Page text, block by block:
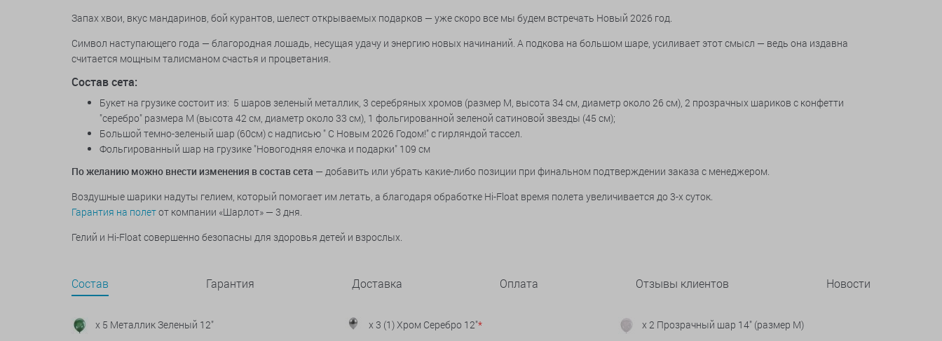
Запах хвои, вкус мандаринов, бой курантов, шелест открываемых подарков — уже скоро все мы будем встречать Новый 2026 год.
Символ наступающего года — благородная лошадь, несущая удачу и энергию новых начинаний. А подкова на большом шаре, усиливает этот смысл — ведь она издавна
считается мощным талисманом счастья и процветания.
Состав сета:
Букет на грузике состоит из: 5 шаров зеленый металлик, 3 серебряных хромов (размер М, высота 34 см, диаметр около 26 см), 2 прозрачных шариков с конфетти
"серебро" размера М (высота 42 см, диаметр около 33 см), 1 фольгированной зеленой сатиновой звезды (45 см);
Большой темно-зеленый шар (60см) с надписью " С Новым 2026 Годом!" с гирляндой тассел.
Фольгированный шар на грузике "Новогодняя елочка и подарки" 109 см
По желанию можно внести изменения в состав сета — добавить или убрать какие-либо позиции при финальном подтверждении заказа с менеджером.
Воздушные шарики надуты гелием, который помогает им летать, а благодаря обработке Hi-Float время полета увеличивается до 3-х суток.
Гарантия на полетот компании «Шарлот» — 3 дня.
Гелий и Hi-Float совершенно безопасны для здоровья детей и взрослых.
Состав Гарантия Доставка Оплата Отзывы клиентов Новости
x 5 Металлик Зеленый 12" x 3 (1) Хром Серебро 12"* x 2 Прозрачный шар 14" (размер М)